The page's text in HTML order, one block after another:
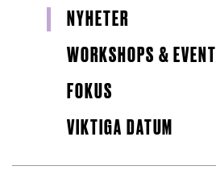
NYHETER
WORKSHOPS & EVENT
FOKUS
VIKTIGA DATUM